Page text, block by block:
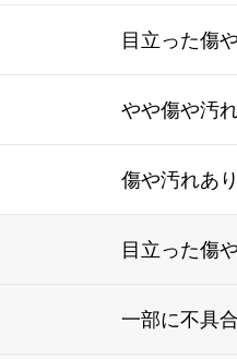
目立った傷
やや傷や汚
傷や汚れあ
目立った傷
一部に不具